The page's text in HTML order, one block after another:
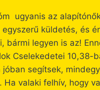
ugyanis az
egyszerű küldetés, és
bármi legyen is az!
Cselekedetei 10,38-
jóban segítsek,
Ha valaki felhív, hogy